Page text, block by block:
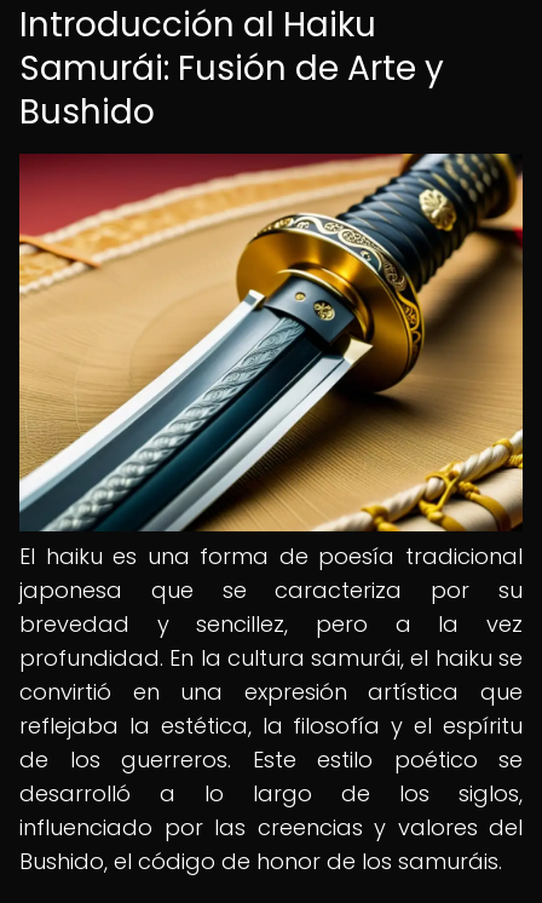
Introducción al Haiku
Samurái: Fusión de Arte y
Bushido
El haiku es una forma de poesía tradicional
japonesa que se caracteriza por su
brevedad y sencillez, pero a la vez
profundidad. En la cultura samurái, el haiku se
convirtió en una expresión artística que
reflejaba la estética, la filosofía y el espíritu
de los guerreros. Este estilo poético se
desarrolló a lo largo de los siglos,
influenciado por las creencias y valores del
Bushido, el código de honor de los samuráis.